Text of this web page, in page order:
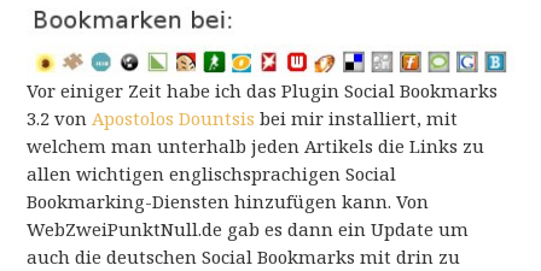
Vor einiger Zeit habe ich das Plugin Social Bookmarks
3.2 vonApostolos Dountsis bei mir installiert, mit
welchem man unterhalb jeden Artikels die Links zu
allen wichtigen englischsprachigen Social
Bookmarking-Diensten hinzufügen kann. Von
WebZweiPunktNull.de gab es dann ein Update um
auch die deutschen Social Bookmarks mit drin zu